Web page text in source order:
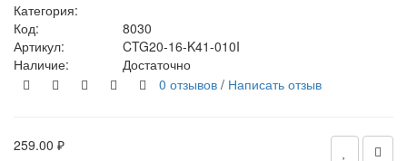
Категория:
Код:
8030
Артикул:
CTG20-16-K41-010I
Наличие:
Достаточно
0 отзывов / Написать отзыв
259.00 ₽